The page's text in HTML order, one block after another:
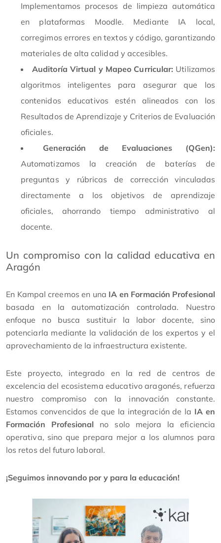
Implementamos procesos de limpieza automática
en plataformas Moodle. Mediante IA local,
corregimos errores en textos y código, garantizando
materiales de alta calidad y accesibles.
Auditoría Virtual y Mapeo Curricular: Utilizamos
algoritmos inteligentes para asegurar que los
contenidos educativos estén alineados con los
Resultados de Aprendizaje y Criterios de Evaluación
oficiales.
Generación de Evaluaciones (QGen):
Automatizamos la creación de baterías de
preguntas y rúbricas de corrección vinculadas
directamente a los objetivos de aprendizaje
oficiales, ahorrando tiempo administrativo al
docente.
Un compromiso con la calidad educativa en
Aragón
En Kampal creemos en una IA en Formación Profesional
basada en la automatización controlada. Nuestro
enfoque no busca sustituir la labor docente, sino
potenciarla mediante la validación de los expertos y el
aprovechamiento de la infraestructura existente.
Este proyecto, integrado en la red de centros de
excelencia del ecosistema educativo aragonés, refuerza
nuestro compromiso con la innovación constante.
Estamos convencidos de que la integración de la IA en
Formación Profesional no solo mejora la eficiencia
operativa, sino que prepara mejor a los alumnos para
los retos del futuro laboral.
¡Seguimos innovando por y para la educación!